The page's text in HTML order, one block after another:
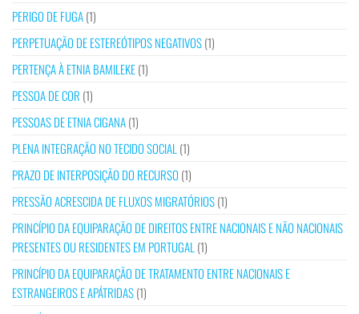
PERIGO DE FUGA(1)
PERPETUAÇÃO DE ESTEREÓTIPOS NEGATIVOS(1)
PERTENÇA À ETNIA BAMILEKE(1)
PESSOA DE COR (1)
PESSOAS DE ETNIA CIGANA(1)
PLENA INTEGRAÇÃO NO TECIDO SOCIAL (1)
PRAZO DE INTERPOSIÇÃO DO RECURSO (1)
PRESSÃO ACRESCIDA DE FLUXOS MIGRATÓRIOS(1)
PRINCÍPIO DA EQUIPARAÇÃO DE DIREITOS ENTRE NACIONAIS E NÃO NACIONAIS
PRESENTES OU RESIDENTES EM PORTUGAL (1)
PRINCÍPIO DA EQUIPARAÇÃO DE TRATAMENTO ENTRE NACIONAIS E
ESTRANGEIROS E APÁTRIDAS(1)